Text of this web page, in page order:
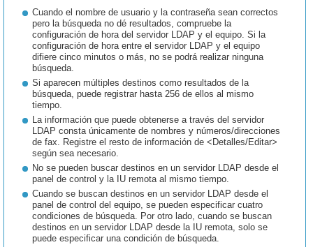
Cuando el nombre de usuario y la contraseña sean correctos
pero la búsqueda no dé resultados, compruebe la
configuración de hora del servidor LDAP y el equipo. Si la
configuración de hora entre el servidor LDAP y el equipo
difiere cinco minutos o más, no se podrá realizar ninguna
búsqueda.
Si aparecen múltiples destinos como resultados de la
búsqueda, puede registrar hasta 256 de ellos al mismo
tiempo.
La información que puede obtenerse a través del servidor
LDAP consta únicamente de nombres y números/direcciones
de fax. Registre el resto de información de <Detalles/Editar>
según sea necesario.
No se pueden buscar destinos en un servidor LDAP desde el
panel de control y la IU remota al mismo tiempo.
Cuando se buscan destinos en un servidor LDAP desde el
panel de control del equipo, se pueden especificar cuatro
condiciones de búsqueda. Por otro lado, cuando se buscan
destinos en un servidor LDAP desde la IU remota, solo se
puede especificar una condición de búsqueda.